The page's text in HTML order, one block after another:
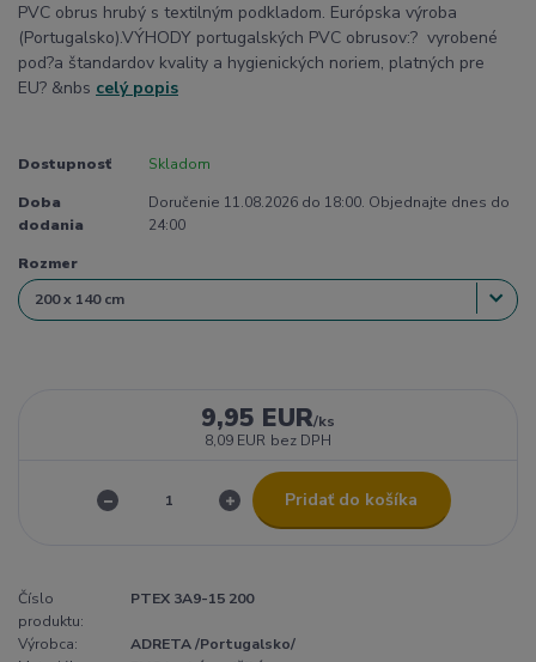
PVC obrus hrubý s textilným podkladom. Európska výroba
(Portugalsko).VÝHODY portugalských PVC obrusov:? vyrobené
pod?a štandardov kvality a hygienických noriem, platných pre
EU? &nbs celý popis
Dostupnosť Skladom
Doba
dodania
Doručenie 11.08.2026 do 18:00. Objednajte dnes do
24:00
Rozmer
9,95 EUR/ks
8,09 EUR bez DPH
Pridať do košíka
Číslo
produktu:
PTEX 3A9-15 200
Výrobca:
ADRETA /Portugalsko/